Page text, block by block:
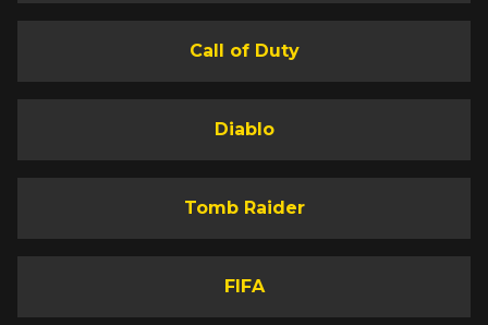
Call of Duty
Diablo
Tomb Raider
FIFA